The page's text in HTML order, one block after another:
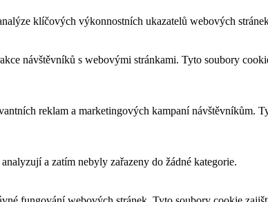
klíčových výkonnostních ukazatelů webových
návštěvníků s webovými stránkami. Tyto soubory
reklam a marketingových kampaní návštěvníkům.
a zatím nebyly zařazeny do žádné kategorie.